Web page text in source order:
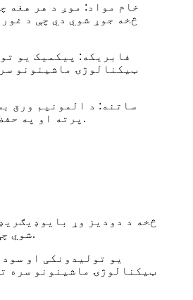
خام مواد: موږ د هر هغه
څخه جوړ شوي دي چې د
فابریکه: پیکمیک یو
ټیکنالوژۍ ماشینونو
ساتنه: د المونیم ورق
پرته او په حفظ الصحه ډول د اچولو لپاره ګټوره ده. کڅوړه په کورنیو او همدارنګه په سوداګریزو ترتیباتو کې د کارولو لپاره مثالی ده.
شوي چې د غوره رطوبت ضد ملکیتونو او قوي سیل کولو سره، د مشروباتو، صابونونو او د پوستکي پاملرنې محصولاتو لپاره مناسب دي.
ټیکنالوژۍ ماشینونو سره